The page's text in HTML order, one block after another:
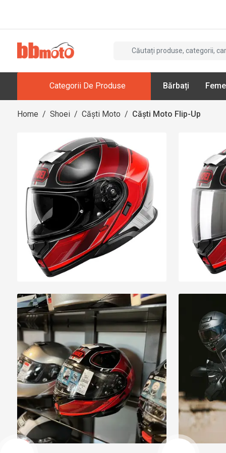
Categorii De Produse Bărbați
Home / Shoei / Căști Moto / Căști Moto Flip-Up